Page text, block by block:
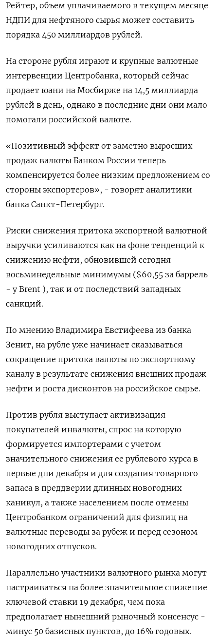
Рейтер, объем уплачиваемого в текущем месяце
НДПИ для нефтяного сырья может составить
порядка 450 миллиардов рублей.
На стороне рубля играют и крупные валютные
интервенции Центробанка, который сейчас
продает юани на Мосбирже на 14,5 миллиарда
рублей в день, однако в последние дни они мало
помогали российской валюте.
«Позитивный эффект от заметно выросших
продаж валюты Банком России теперь
компенсируется более низким предложением со
стороны экспортеров», - говорят аналитики
банка Санкт-Петербург.
Риски снижения притока экспортной валютной
выручки усиливаются как на фоне тенденций к
снижению нефти, обновившей сегодня
восьминедельные минимумы ($60,55 за баррель
- у Brent ), так и от последствий западных
санкций.
По мнению Владимира Евстифеева из банка
Зенит, на рубле уже начинает сказываться
сокращение притока валюты по экспортному
каналу в результате снижения внешних продаж
нефти и роста дисконтов на российское сырье.
Против рубля выступает активизация
покупателей инвалюты, спрос на которую
формируется импортерами с учетом
значительного снижения ее рублевого курса в
первые дни декабря и для создания товарного
запаса в преддверии длинных новогодних
каникул, а также населением после отмены
Центробанком ограничений для физлиц на
валютные переводы за рубеж и перед сезоном
новогодних отпусков.
Параллельно участники валютного рынка могут
настраиваться на более значительное снижение
ключевой ставки 19 декабря, чем пока
предполагает нынешний рыночный консенсус -
минус 50 базисных пунктов, до 16% годовых.